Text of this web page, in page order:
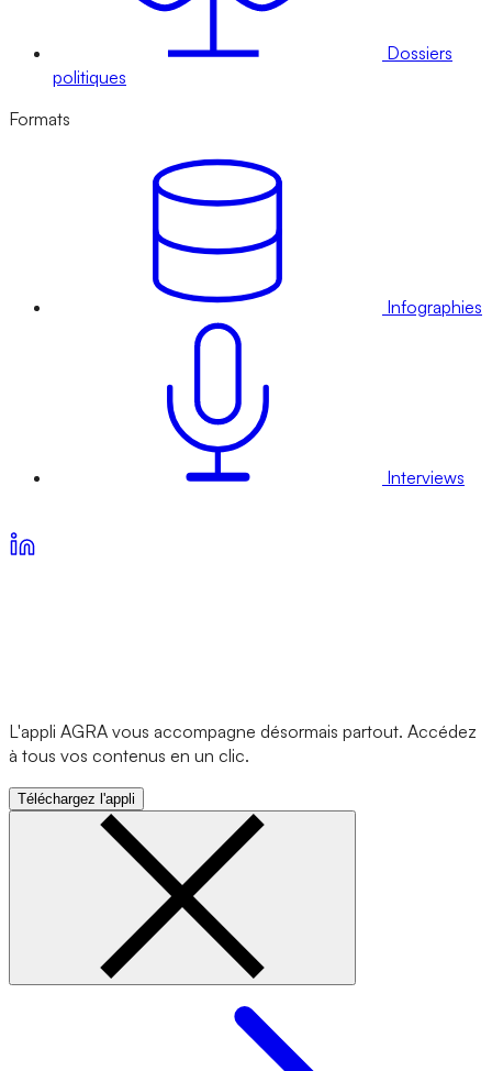
Dossiers
politiques
Formats
Infographies
Interviews
L'appli AGRA vous accompagne désormais partout. Accédez
à tous vos contenus en un clic.
Téléchargez l'appli